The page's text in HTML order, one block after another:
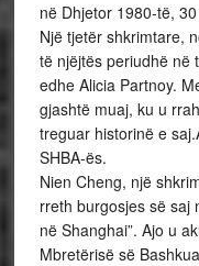
në Dhjetor 1980-të,
Një tjetër shkrimtare,
të njëjtës periudhë në
edhe Alicia Partnoy.
gjashtë muaj, ku u
treguar historinë e
SHBA-ës.
Nien Cheng, një
rreth burgosjes së saj
në Shanghai”. Ajo u
Mbretërisë së